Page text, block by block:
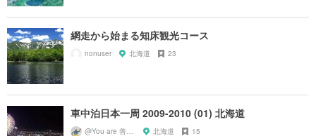
網走から始まる知床観光コース
nonuser 北海道 23
車中泊日本一周 2009-2010 (01) 北海道
@You are 善知識 北海道 15